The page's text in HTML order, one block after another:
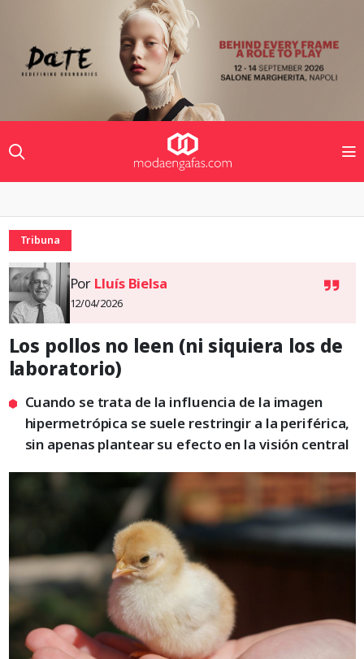
Tribuna
Por Lluís Bielsa
12/04/2026
Los pollos no leen (ni siquiera los de
laboratorio)
Cuando se trata de la influencia de la imagen
hipermetrópica se suele restringir a la periférica,
sin apenas plantear su efecto en la visión central